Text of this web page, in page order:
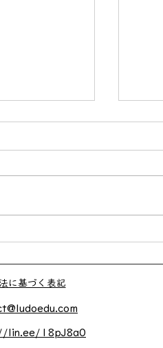
スケジュー
プロ
（
に基づく表記
lin.ee/18pJ8a0